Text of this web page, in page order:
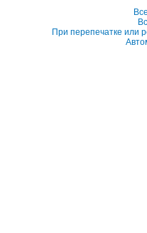
При перепечатке или